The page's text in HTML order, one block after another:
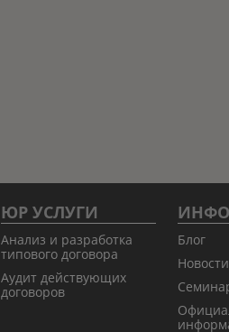
ЮР УСЛУГИ
Анализ и разработка
типового договора
Аудит действующих
договоров
Блог
Новости